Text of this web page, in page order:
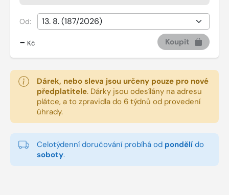
Od:
- Kč Koupit
Dárek, nebo sleva jsou určeny pouze pro nové
předplatitele. Dárky jsou odesílány na adresu
plátce, a to zpravidla do 6 týdnů od provedení
úhrady.
Celotýdenní doručování probíhá od pondělí do
soboty.